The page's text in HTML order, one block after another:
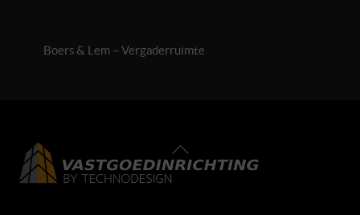
Boers & Lem – Vergaderruimte
Back
To